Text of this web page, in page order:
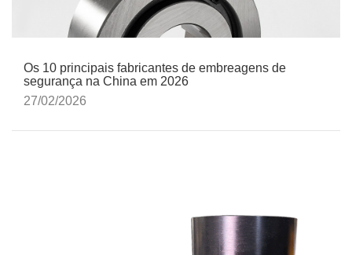
Os 10 principais fabricantes de embreagens de
segurança na China em 2026
27/02/2026